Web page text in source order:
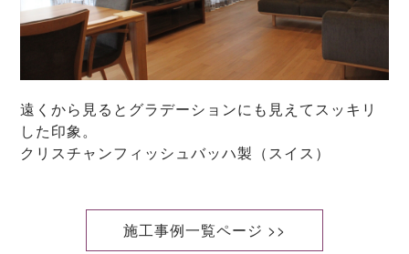
遠くから見るとグラデーションにも見えてスッキリ
した印象。
クリスチャンフィッシュバッハ製（スイス）
施工事例一覧ページ >>